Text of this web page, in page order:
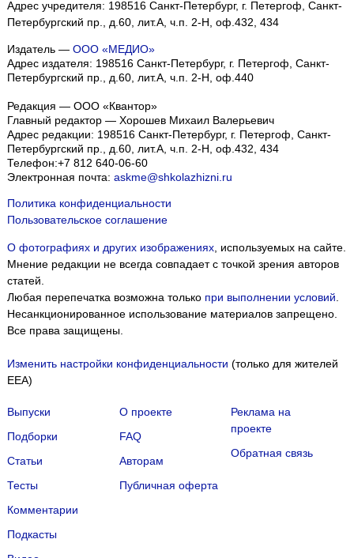
Адрес учредителя: 198516 Санкт-Петербург, г. Петергоф, Санкт-
Петербургский пр., д.60, лит.А, ч.п. 2-Н, оф.432, 434
Издатель — ООО «МЕДИО»
Адрес издателя: 198516 Санкт-Петербург, г. Петергоф, Санкт-
Петербургский пр., д.60, лит.А, ч.п. 2-Н, оф.440
Редакция — ООО «Квантор»
Главный редактор — Хорошев Михаил Валерьевич
Адрес редакции: 198516 Санкт-Петербург, г. Петергоф Санкт-
Петербургский пр., д.60, лит.А, ч.п. 2-Н, оф.432, 434
Телефон:+7 812 640-06-60
Электронная почта: askme@shkolazhizni.ru
Политика конфиденциальности
Пользовательское соглашение
О фотографиях и других изображениях, используемых на сайте.
Мнение редакции не всегда совпадает с точкой зрения авторов
статей.
Любая перепечатка возможна только при выполнении условий
Несанкционированное использование материалов запрещено.
Все права защищены.
Изменить настройки конфиденциальности (только для жителей
EEA)
Выпуски
Подборки
Статьи
Тесты
Комментарии
Подкасты
О проекте
FAQ
Авторам
Публичная оферта
Реклама на
проекте
Обратная связь